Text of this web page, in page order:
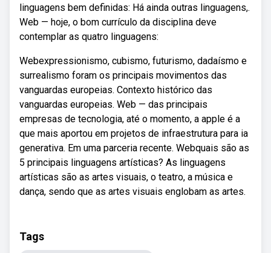
linguagens bem definidas: Há ainda outras linguagens,.
Web — hoje, o bom currículo da disciplina deve
contemplar as quatro linguagens:
Webexpressionismo, cubismo, futurismo, dadaísmo e
surrealismo foram os principais movimentos das
vanguardas europeias. Contexto histórico das
vanguardas europeias. Web — das principais
empresas de tecnologia, até o momento, a apple é a
que mais aportou em projetos de infraestrutura para ia
generativa. Em uma parceria recente. Webquais são as
5 principais linguagens artísticas? As linguagens
artísticas são as artes visuais, o teatro, a música e
dança, sendo que as artes visuais englobam as artes.
Tags